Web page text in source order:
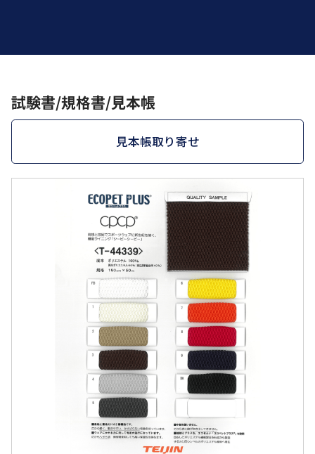
試験書/規格書/見本帳
見本帳取り寄せ